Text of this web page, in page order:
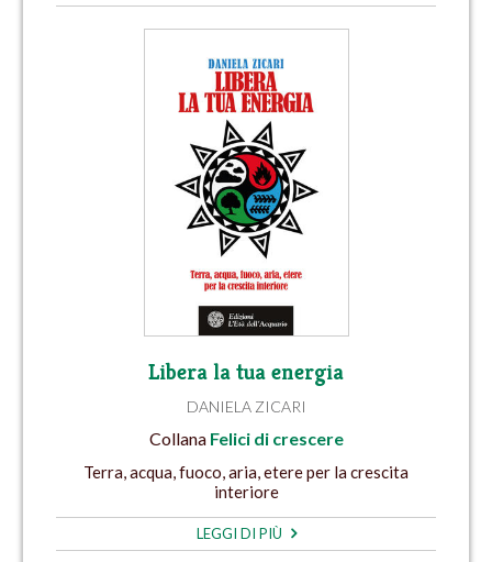
Libera la tua energia
DANIELA ZICARI
Collana Felici di crescere
Terra, acqua, fuoco, aria, etere per la crescita
interiore
LEGGI DI PIÙ